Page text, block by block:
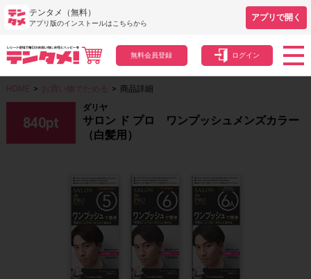
テンタメ（無料）
アプリ版のインストールはこちらから
アプリで開く
無料会員登録 ログイン
HOME > お買い物でためる > 商品詳細
840pt
ダリヤ
サロン ド プロ ワンプッシュメンズカラー
（白髪用）